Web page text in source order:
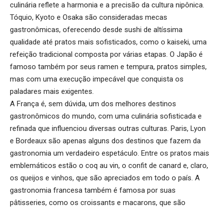
culinária reflete a harmonia e a precisão da cultura nipônica.
Tóquio, Kyoto e Osaka são consideradas mecas
gastronômicas, oferecendo desde sushi de altíssima
qualidade até pratos mais sofisticados, como o kaiseki, uma
refeição tradicional composta por várias etapas. O Japão é
famoso também por seus ramen e tempura, pratos simples,
mas com uma execução impecável que conquista os
paladares mais exigentes.
A França é, sem dúvida, um dos melhores destinos
gastronômicos do mundo, com uma culinária sofisticada e
refinada que influenciou diversas outras culturas. Paris, Lyon
e Bordeaux são apenas alguns dos destinos que fazem da
gastronomia um verdadeiro espetáculo. Entre os pratos mais
emblemáticos estão o coq au vin, o confit de canard e, claro,
os queijos e vinhos, que são apreciados em todo o país. A
gastronomia francesa também é famosa por suas
pâtisseries, como os croissants e macarons, que são